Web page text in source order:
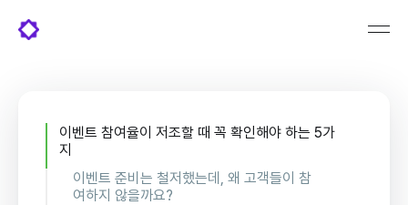
이벤트 참여율이 저조할 때 꼭 확인해야 하는 5가
지
이벤트 준비는 철저했는데, 왜 고객들이 참
여하지 않을까요?